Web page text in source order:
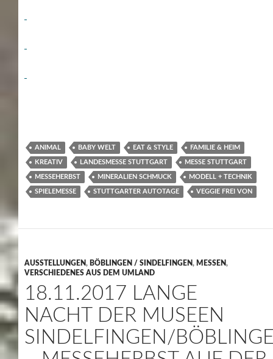
ANIMAL BABY WELT EAT & STYLE FAMILIE & HEIM
KREATIV LANDESMESSE STUTTGART MESSE STUTTGART
MESSEHERBST MINERALIEN SCHMUCK MODELL + TECHNIK
SPIELEMESSE STUTTGARTER AUTOTAGE VEGGIE FREI VON
AUSSTELLUNGEN, BÖBLINGEN / SINDELFINGEN, MESSEN,
VERSCHIEDENES AUS DEM UMLAND
18.11.2017 LANGE
NACHT DER MUSEEN
SINDELFINGEN/